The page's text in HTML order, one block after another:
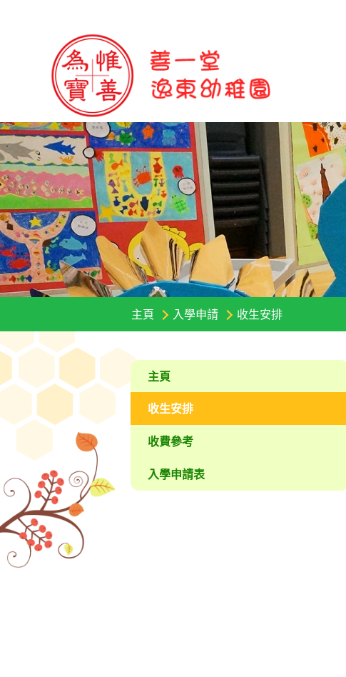
主頁 入學申請 收生安排
主頁
收生安排
收費參考
入學申請表